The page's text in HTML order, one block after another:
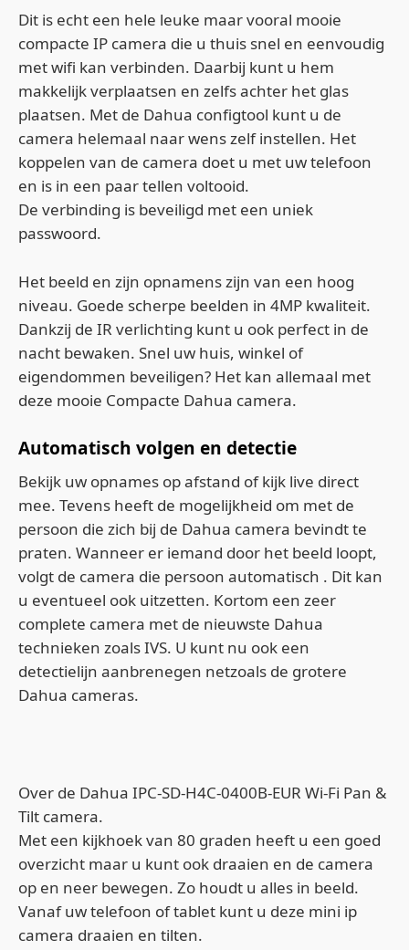
Dit is echt een hele leuke maar vooral mooie
compacte IP camera die u thuis snel en eenvoudig
met wifi kan verbinden. Daarbij kunt u hem
makkelijk verplaatsen en zelfs achter het glas
plaatsen. Met de Dahua configtool kunt u de
camera helemaal naar wens zelf instellen. Het
koppelen van de camera doet u met uw telefoon
en is in een paar tellen voltooid.
De verbinding is beveiligd met een uniek
passwoord.
Het beeld en zijn opnamens zijn van een hoog
niveau. Goede scherpe beelden in 4MP kwaliteit.
Dankzij de IR verlichting kunt u ook perfect in de
nacht bewaken. Snel uw huis, winkel of
eigendommen beveiligen? Het kan allemaal met
deze mooie Compacte Dahua camera.
Automatisch volgen en detectie
Bekijk uw opnames op afstand of kijk live direct
mee. Tevens heeft de mogelijkheid om met de
persoon die zich bij de Dahua camera bevindt te
praten. Wanneer er iemand door het beeld loopt,
volgt de camera die persoon automatisch . Dit kan
u eventueel ook uitzetten. Kortom een zeer
complete camera met de nieuwste Dahua
technieken zoals IVS. U kunt nu ook een
detectielijn aanbrenegen netzoals de grotere
Dahua cameras.
Over de Dahua IPC-SD-H4C-0400B-EUR Wi-Fi Pan &
Tilt camera.
Met een kijkhoek van 80 graden heeft u een goed
overzicht maar u kunt ook draaien en de camera
op en neer bewegen. Zo houdt u alles in beeld.
Vanaf uw telefoon of tablet kunt u deze mini ip
camera draaien en tilten.